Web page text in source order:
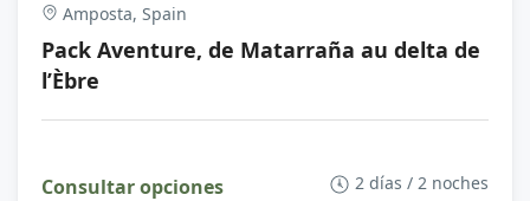
Amposta, Spain
Pack Aventure, de Matarraña au delta de
l’Èbre
Consultar opciones 2 días / 2 noches